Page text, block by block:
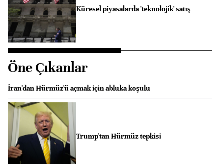
Küresel piyasalarda 'teknolojik' satış
Öne Çıkanlar
İran'dan Hürmüz'ü açmak için abluka koşulu
Trump'tan Hürmüz tepkisi